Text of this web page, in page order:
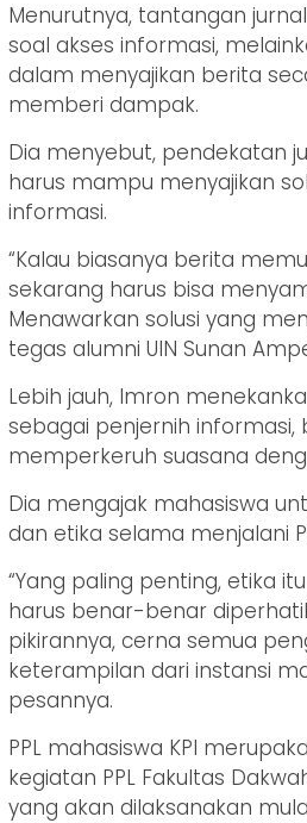
Menurutnya, tantangan
soal akses informasi,
dalam menyajikan berita
memberi dampak.
Dia menyebut, pendekatan
harus mampu menyajikan
informasi.
“Kalau biasanya berita
sekarang harus bisa
Menawarkan solusi yang
tegas alumni UIN Sunan
Lebih jauh, Imron
sebagai penjernih informasi,
memperkeruh suasana
Dia mengajak mahasiswa
dan etika selama menjalani
“Yang paling penting, etika
harus benar-benar
pikirannya, cerna semua
keterampilan dari instansi
pesannya.
PPL mahasiswa KPI
kegiatan PPL Fakultas
yang akan dilaksanakan